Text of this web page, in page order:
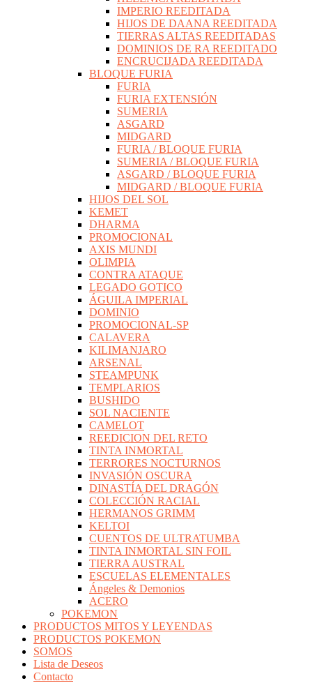
IMPERIO REEDITADA
HIJOS DE DAANA REEDITADA
TIERRAS ALTAS REEDITADAS
DOMINIOS DE RA REEDITADO
ENCRUCIJADA REEDITADA
BLOQUE FURIA
FURIA
FURIA EXTENSIÓN
SUMERIA
ASGARD
MIDGARD
FURIA / BLOQUE FURIA
SUMERIA / BLOQUE FURIA
ASGARD / BLOQUE FURIA
MIDGARD / BLOQUE FURIA
HIJOS DEL SOL
KEMET
DHARMA
PROMOCIONAL
AXIS MUNDI
OLIMPIA
CONTRA ATAQUE
LEGADO GOTICO
ÁGUILA IMPERIAL
DOMINIO
PROMOCIONAL-SP
CALAVERA
KILIMANJARO
ARSENAL
STEAMPUNK
TEMPLARIOS
BUSHIDO
SOL NACIENTE
CAMELOT
REEDICION DEL RETO
TINTA INMORTAL
TERRORES NOCTURNOS
INVASIÓN OSCURA
DINASTÍA DEL DRAGÓN
COLECCIÓN RACIAL
HERMANOS GRIMM
KELTOI
CUENTOS DE ULTRATUMBA
TINTA INMORTAL SIN FOIL
TIERRA AUSTRAL
ESCUELAS ELEMENTALES
Ángeles & Demonios
ACERO
POKEMON
PRODUCTOS MITOS Y LEYENDAS
PRODUCTOS POKEMON
SOMOS
Lista de Deseos
Contacto